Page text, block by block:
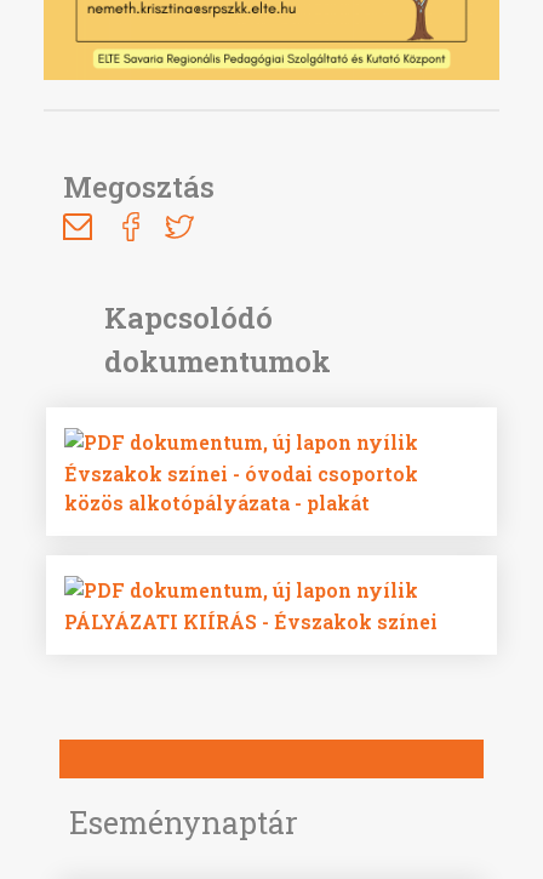
Eseménynaptár
Megosztás
Évszakok színei - óvodai csoportok
közös alkotópályázata - plakát
PÁLYÁZATI KIÍRÁS - Évszakok színei